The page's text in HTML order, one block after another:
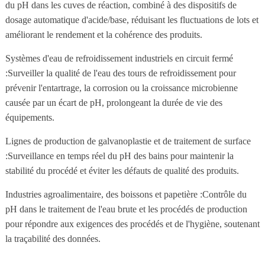
du pH dans les cuves de réaction, combiné à des dispositifs de
dosage automatique d'acide/base, réduisant les fluctuations de lots et
améliorant le rendement et la cohérence des produits.
Systèmes d'eau de refroidissement industriels en circuit fermé
:Surveiller la qualité de l'eau des tours de refroidissement pour
prévenir l'entartrage, la corrosion ou la croissance microbienne
causée par un écart de pH, prolongeant la durée de vie des
équipements.
Lignes de production de galvanoplastie et de traitement de surface
:Surveillance en temps réel du pH des bains pour maintenir la
stabilité du procédé et éviter les défauts de qualité des produits.
Industries agroalimentaire, des boissons et papetière :Contrôle du
pH dans le traitement de l'eau brute et les procédés de production
pour répondre aux exigences des procédés et de l'hygiène, soutenant
la traçabilité des données.